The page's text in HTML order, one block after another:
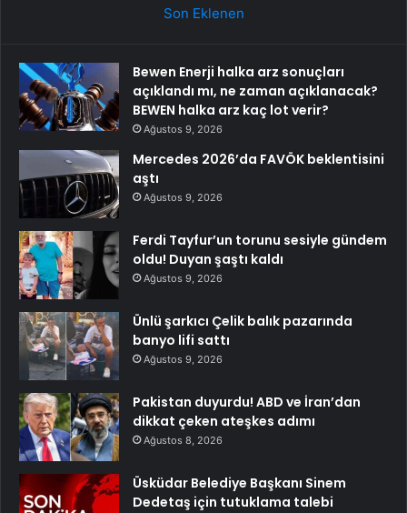
Son Eklenen
Bewen Enerji halka arz sonuçları
açıklandı mı, ne zaman açıklanacak?
BEWEN halka arz kaç lot verir?
Ağustos 9, 2026
Mercedes 2026’da FAVÖK beklentisini
aştı
Ağustos 9, 2026
Ferdi Tayfur’un torunu sesiyle gündem
oldu! Duyan şaştı kaldı
Ağustos 9, 2026
Ünlü şarkıcı Çelik balık pazarında
banyo lifi sattı
Ağustos 9, 2026
Pakistan duyurdu! ABD ve İran’dan
dikkat çeken ateşkes adımı
Ağustos 8, 2026
Üsküdar Belediye Başkanı Sinem
Dedetaş için tutuklama talebi